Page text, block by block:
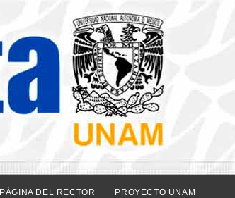
PÁGINA DEL RECTOR PROYECTO UNAM